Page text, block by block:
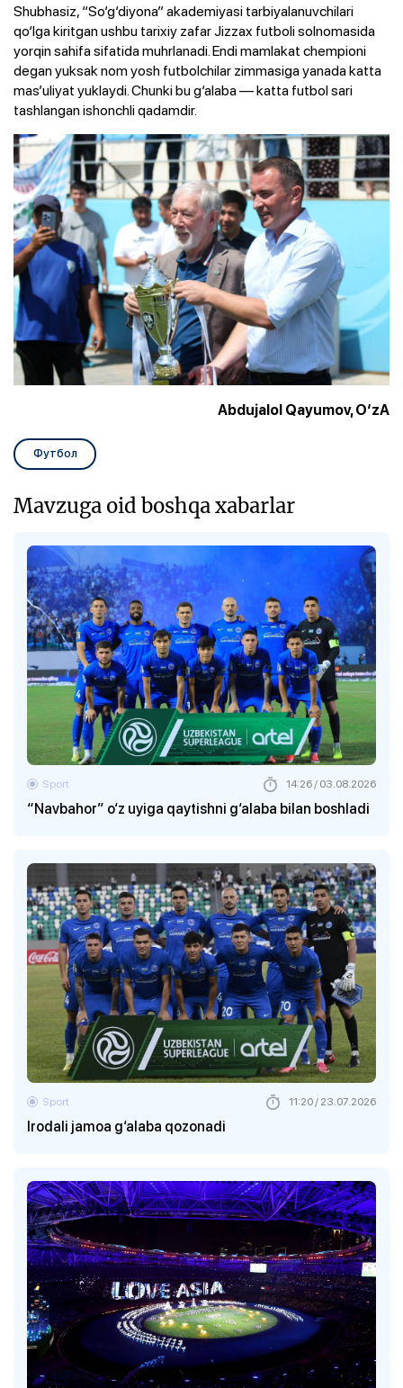
Shubhasiz, “So‘g‘diyona” akademiyasi tarbiyalanuvchilari
qo‘lga kiritgan ushbu tarixiy zafar Jizzax futboli solnomasida
yorqin sahifa sifatida muhrlanadi. Endi mamlakat chempioni
degan yuksak nom yosh futbolchilar zimmasiga yanada katta
mas’uliyat yuklaydi. Chunki bu g‘alaba — katta futbol sari
tashlangan ishonchli qadamdir.
Abdujalol Qayumov, O‘zA
Футбол
Mavzuga oid boshqa xabarlar
“Navbahor” o‘z uyiga qaytishni g‘alaba bilan boshladi
Sport 14:26 / 03.08.2026
Irodali jamoa g‘alaba qozonadi
Sport 11:20 / 23.07.2026